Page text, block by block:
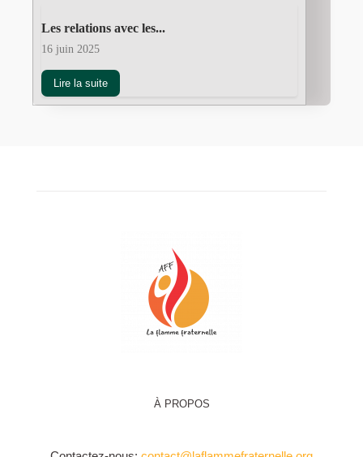
Les relations avec les...
16 juin 2025
Lire la suite
À PROPOS